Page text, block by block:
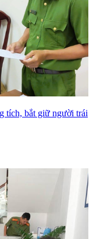
tích, bắt giữ người trái